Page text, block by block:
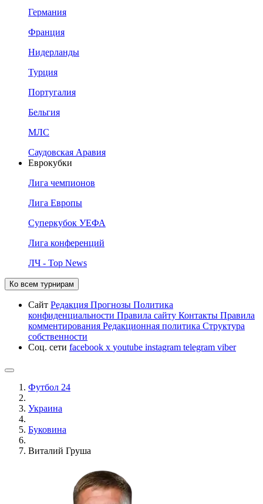
Германия
Франция
Нидерланды
Турция
Португалия
Бельгия
МЛС
Саудовская Аравия
Еврокубки
Лига чемпионов
Лига Европы
Суперкубок УЕФА
Лига конференций
ЛЧ - Top News
Ко всем турнирам
Сайт Редакция Прогнозы Политика
конфиденциальности Правила сайту Контакты Правила
комментирования Редакционная политика Структура
собственности
Соц. сети facebook x youtube instagram telegram viber
Футбол 24
Украина
Буковина
Виталий Груша